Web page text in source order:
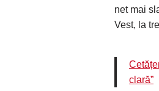
net mai
Vest, la
clară”